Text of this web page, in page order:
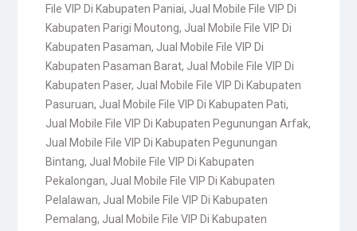
File VIP Di Kabupaten Paniai, Jual Mobile File VIP Di
Kabupaten Parigi Moutong, Jual Mobile File VIP Di
Kabupaten Pasaman, Jual Mobile File VIP Di
Kabupaten Pasaman Barat, Jual Mobile File VIP Di
Kabupaten Paser, Jual Mobile File VIP Di Kabupaten
Pasuruan, Jual Mobile File VIP Di Kabupaten Pati,
Jual Mobile File VIP Di Kabupaten Pegunungan Arfak,
Jual Mobile File VIP Di Kabupaten Pegunungan
Bintang, Jual Mobile File VIP Di Kabupaten
Pekalongan, Jual Mobile File VIP Di Kabupaten
Pelalawan, Jual Mobile File VIP Di Kabupaten
Pemalang, Jual Mobile File VIP Di Kabupaten